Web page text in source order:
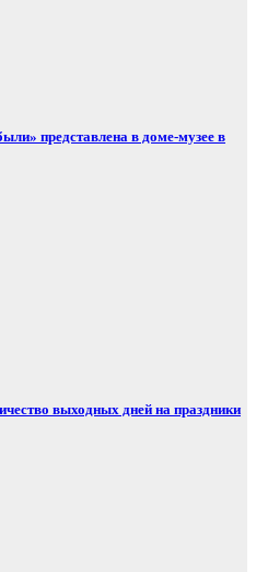
представлена в доме-музее в
выходных дней на праздники